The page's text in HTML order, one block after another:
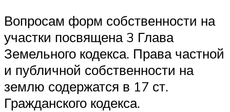
Вопросам форм собственности на
участки посвящена 3 Глава
Земельного кодекса. Права частной
и публичной собственности на
землю содержатся в 17 ст.
Гражданского кодекса.